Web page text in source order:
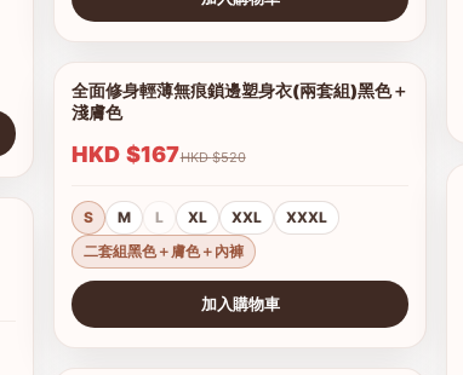
1/10
全面修身輕薄無痕鎖邊塑身衣(兩套組)黑色＋
淺膚色
HKD $167 HKD $520
S M L XL XXL
XXXL
二套組黑色＋膚色＋內褲
加入購物車